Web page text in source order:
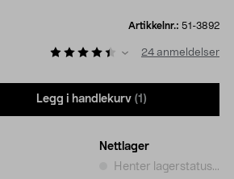
Artikkelnr.: 51-3892
24 anmeldelser
Legg i handlekurv (1)
Nettlager
Henter lagerstatus...